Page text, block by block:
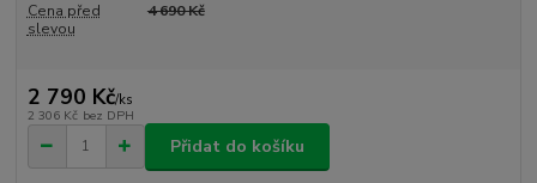
Cena před
slevou
4 690 Kč
2 790 Kč/ks
2 306 Kč bez DPH
Přidat do košíku